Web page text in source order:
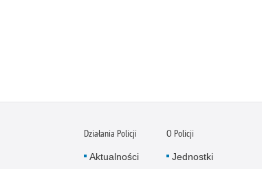
Działania Policji
Aktualności
O Policji
Jednostki